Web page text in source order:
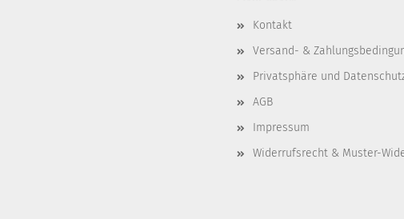
Kontakt
Versand- &
Privatsphäre und
AGB
Impressum
Widerrufsrecht & Muster-